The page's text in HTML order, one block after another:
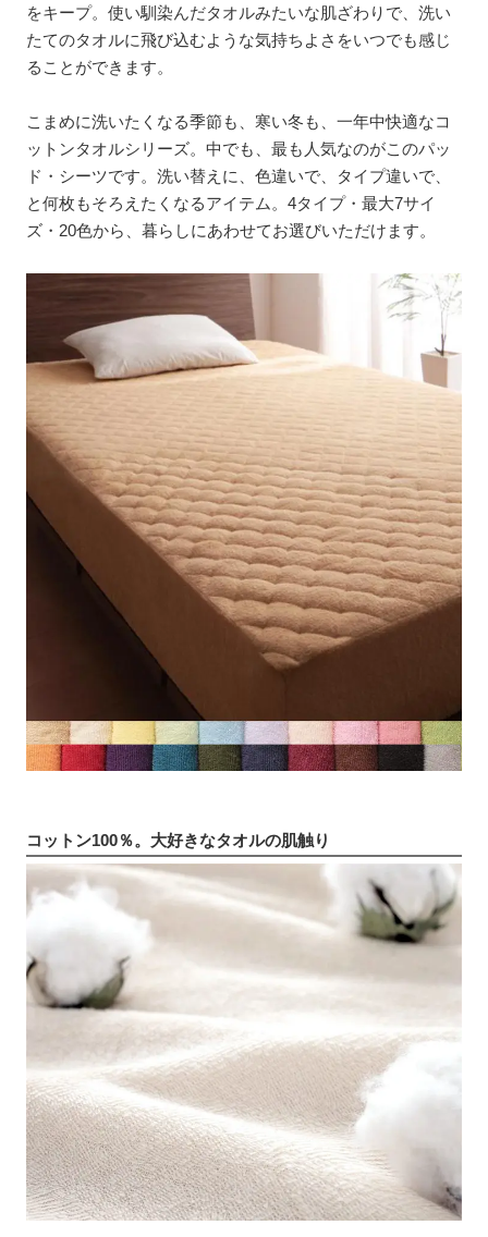
をキープ。使い馴染んだタオルみたいな肌ざわりで、洗い
たてのタオルに飛び込むような気持ちよさをいつでも感じ
ることができます。
こまめに洗いたくなる季節も、寒い冬も、一年中快適なコ
ットンタオルシリーズ。中でも、最も人気なのがこのパッ
ド・シーツです。洗い替えに、色違いで、タイプ違いで、
と何枚もそろえたくなるアイテム。4タイプ・最大7サイ
ズ・20色から、暮らしにあわせてお選びいただけます。
コットン100％。大好きなタオルの肌触り